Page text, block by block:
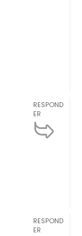
RESPOND
ER
RESPOND
ER